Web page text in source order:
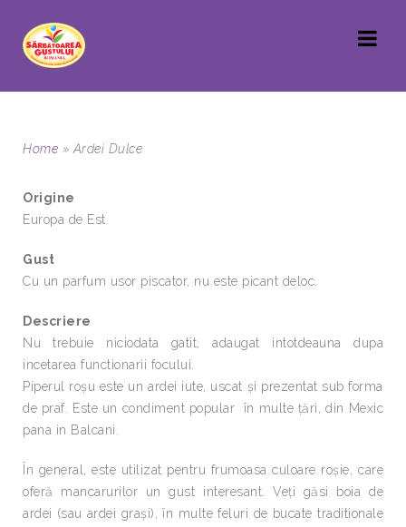
Home » Ardei Dulce
Origine
Europa de Est.
Gust
Cu un parfum usor piscator, nu este picant deloc.
Descriere
Nu trebuie niciodata gatit, adaugat intotdeauna dupa
incetarea functionarii focului.
Piperul roşu este un ardei iute, uscat şi prezentat sub forma
de praf. Este un condiment popular în multe ţări, din Mexic
pana in Balcani.
În general, este utilizat pentru frumoasa culoare roşie, care
oferă mancarurilor un gust interesant. Veţi găsi boia de
ardei (sau ardei graşi), în multe feluri de bucate traditionale